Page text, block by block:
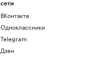
сети
ВКонтакте
Одноклассники
Telegram
Дзен